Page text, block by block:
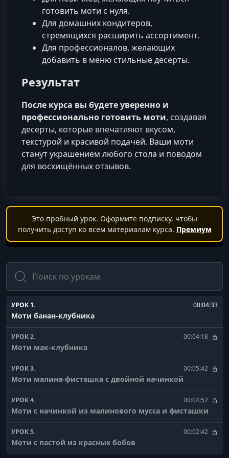
готовить моти с нуля.
Для домашних кондитеров,
стремящихся расширить ассортимент.
Для профессионалов, желающих
добавить в меню стильные десерты.
Результат
После курса вы будете уверенно и
профессионально готовить моти, создавая
десерты, которые впечатляют вкусом,
текстурой и красивой подачей. Ваши моти
станут украшением любого стола и поводом
для восхищённых отзывов.
Это пробный урок. Оформите подписку, чтобы
получить доступ ко всем материалам курса. Премиум
Поиск
УРОК 1. 00:04:33
Моти банан-клубника
УРОК 2. 00:04:18
Моти мак-клубника
УРОК 3. 00:05:42
Моти малина-фисташка с двойной начинкой
УРОК 4. 00:04:52
Моти с начинкой из малинового мусса и фисташки
УРОК 5. 00:02:42
Моти с пастой из красных бобов